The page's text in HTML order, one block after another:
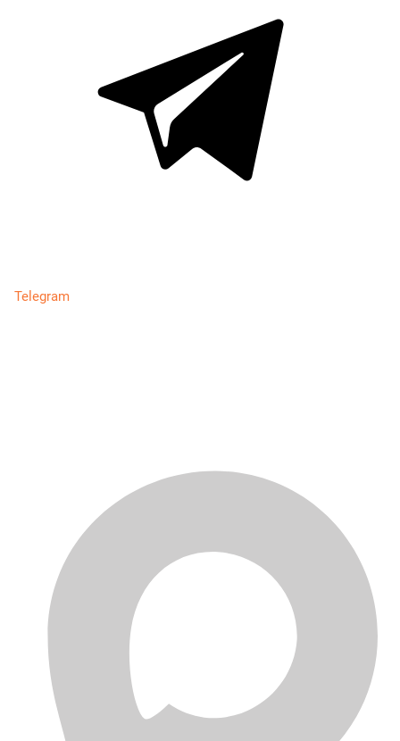
Telegram